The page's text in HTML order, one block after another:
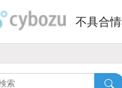
不具合